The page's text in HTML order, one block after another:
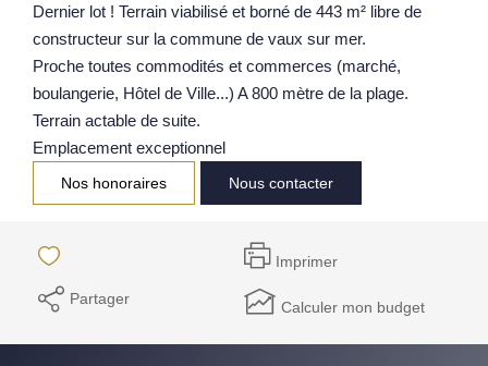
AGENCES
Notre Équipe
Parrainage
Nos Actualités
EXTRANET
Dernier lot ! Terrain viabilisé et borné de 443 m² libre de
constructeur sur la commune de vaux sur mer.
Proche toutes commodités et commerces (marché,
boulangerie, Hôtel de Ville...) A 800 mètre de la plage.
Terrain actable de suite.
Emplacement exceptionnel
Nos honoraires Nous contacter
Imprimer
Partager Calculer mon budget